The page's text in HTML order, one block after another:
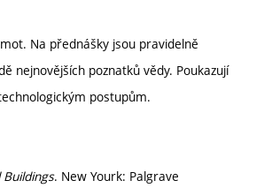
Na přednášky jsou pravidelně
nejnovějších poznatků vědy. Poukazují
postupům.
. New Yourk: Palgrave